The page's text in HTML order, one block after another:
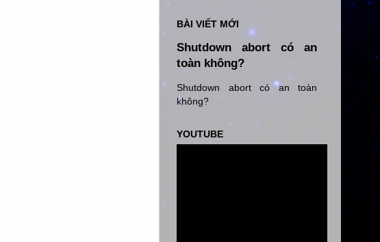
BÀI VIẾT MỚI
Shutdown abort có an
toàn không?
Shutdown abort có an toàn
không?
YOUTUBE